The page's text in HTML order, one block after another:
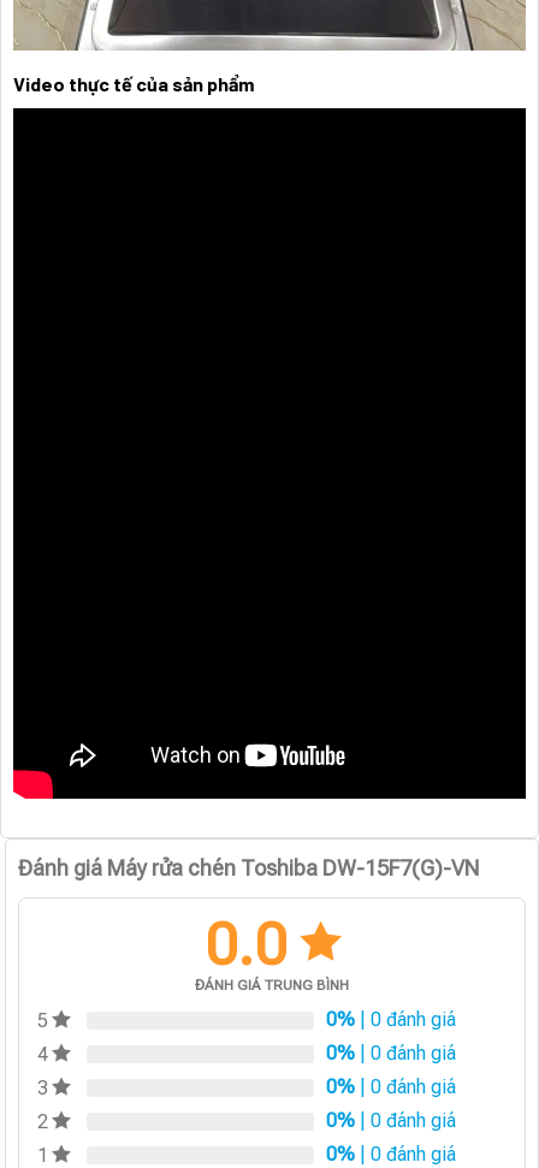
Video thực tế của sản phẩm
Đánh giá Máy rửa chén Toshiba DW-15F7(G)-VN
0.0
ĐÁNH GIÁ TRUNG BÌNH
5 0% | 0 đánh giá
4
0% | 0 đánh giá
3
0% | 0 đánh giá
2
0% | 0 đánh giá
1
0% | 0 đánh giá